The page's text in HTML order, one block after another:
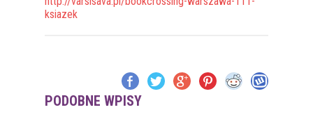
ksiazek
PODOBNE WPISY